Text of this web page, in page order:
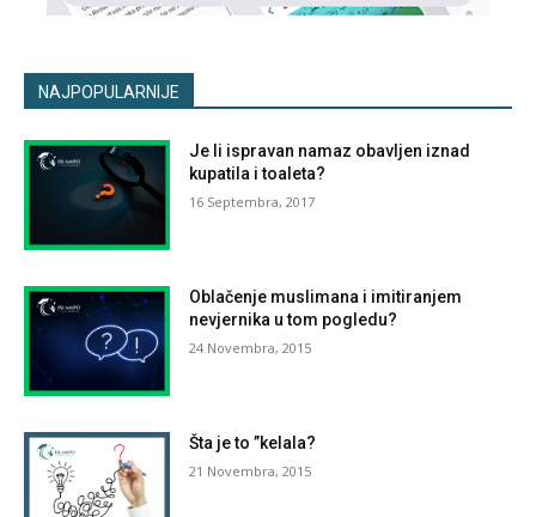
NAJPOPULARNIJE
Je li ispravan namaz obavljen iznad
kupatila i toaleta?
16 Septembra, 2017
Oblačenje muslimana i imitiranjem
nevjernika u tom pogledu?
24 Novembra, 2015
Šta je to ”kelala?
21 Novembra, 2015